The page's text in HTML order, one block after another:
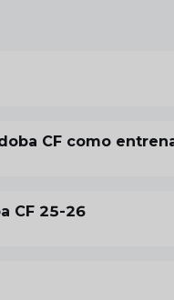
CF como
CF 25-26